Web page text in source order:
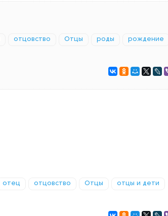
отцовство Отцы роды рождение
отец отцовство Отцы отцы и дети